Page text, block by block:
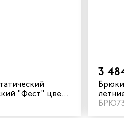
"Фест" цвет
3
синий